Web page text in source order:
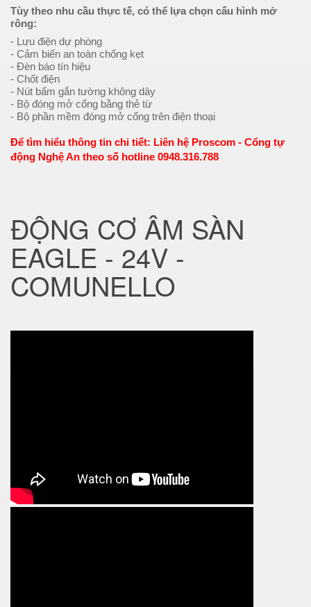
Tùy theo nhu cầu thực tế, có thể lựa chọn cấu hình mở
rông:
- Lưu điện dự phòng
- Cảm biến an toàn chống kẹt
- Đèn báo tín hiệu
- Chốt điện
- Nút bấm gắn tường không dây
- Bộ đóng mở cổng bằng thẻ từ
- Bộ phần mềm đóng mở cổng trên điện thoại
Để tìm hiểu thông tin chi tiết: Liên hệ Proscom - Cổng tự
động Nghệ An theo số hotline 0948.316.788
ĐỘNG CƠ ÂM SÀN
EAGLE - 24V -
COMUNELLO